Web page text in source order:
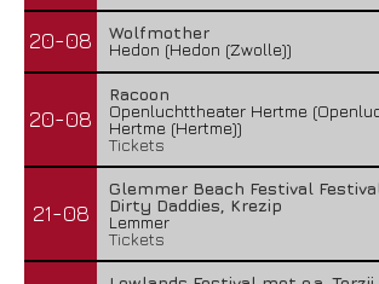
20-08
Wolfmother
Hedon (Hedon (Zwolle))
20-08
Racoon
Openluchttheater Hertme
Hertme (Hertme))
Tickets
21-08
Glemmer Beach Festival
Dirty Daddies, Krezip
Lemmer
Tickets